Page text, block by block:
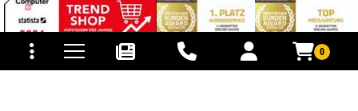
0
und Versandkosten
© 2015-2026 PB-ViGoods GmbH